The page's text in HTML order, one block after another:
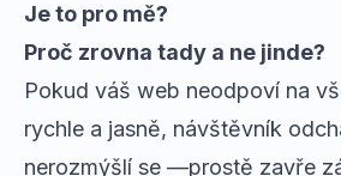
Je to pro mě?
Proč zrovna tady a ne jinde?
Pokud váš web neodpoví na
rychle a jasně, návštěvník
nerozmýšlí se —prostě zavře